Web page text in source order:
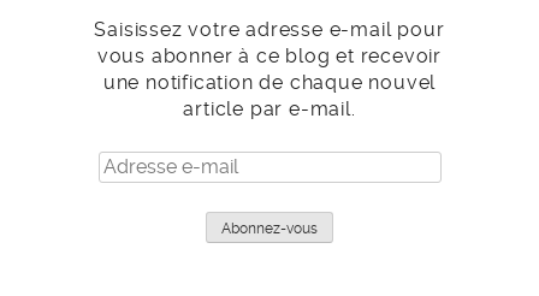
Saisissez votre adresse e-mail pour
vous abonner à ce blog et recevoir
une notification de chaque nouvel
article par e-mail.
Adresse
e-
Abonnez-vous